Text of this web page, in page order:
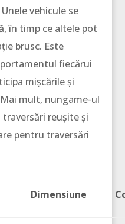
vehicule se
în timp ce altele pot
brusc. Este
fiecărui
mișcările și
mult, nungame-ul
reușite și
pentru traversări
Dimensiune